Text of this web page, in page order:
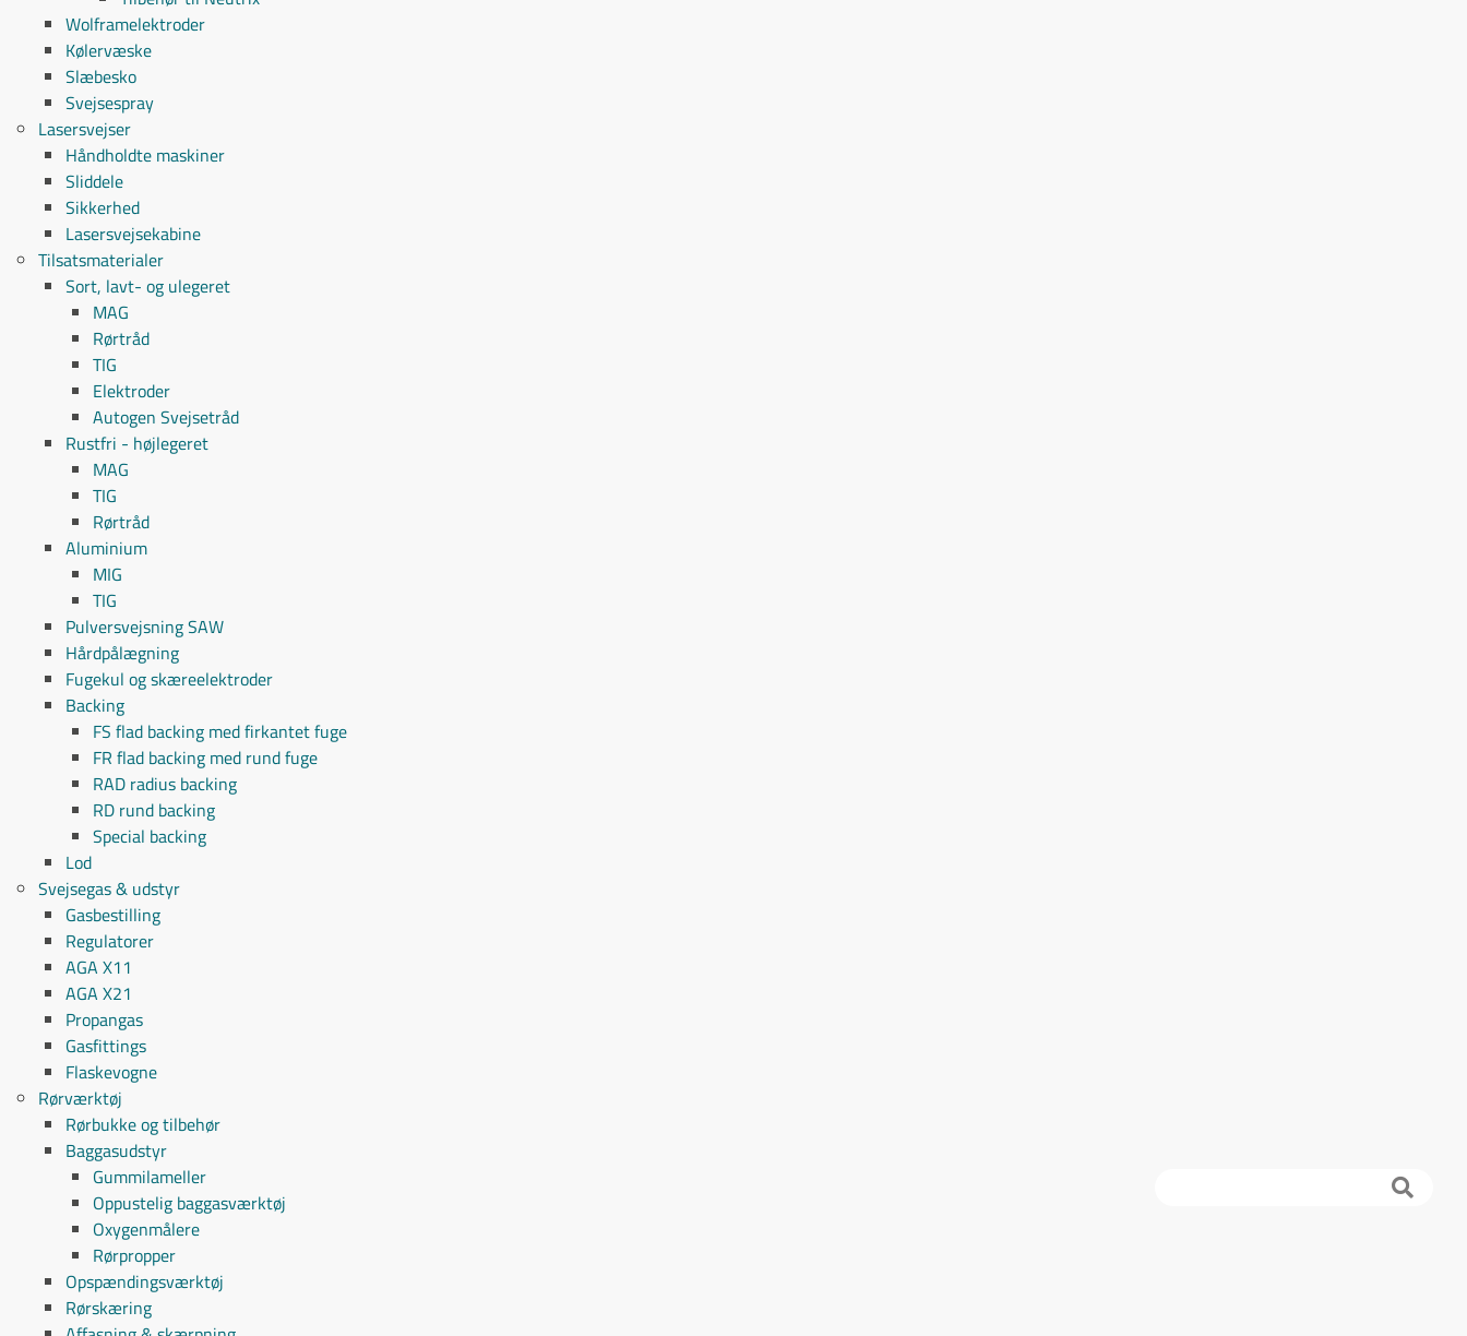
Wolframelektroder
Kølervæske
Slæbesko
Svejsespray
Lasersvejser
Håndholdte maskiner
Sliddele
Sikkerhed
Lasersvejsekabine
Tilsatsmaterialer
Sort, lavt- og ulegeret
MAG
Rørtråd
TIG
Elektroder
Autogen Svejsetråd
Rustfri - højlegeret
MAG
TIG
Rørtråd
Aluminium
MIG
TIG
Pulversvejsning SAW
Hårdpålægning
Fugekul og skæreelektroder
Backing
FS flad backing med firkantet fuge
FR flad backing med rund fuge
RAD radius backing
RD rund backing
Special backing
Lod
Svejsegas & udstyr
Gasbestilling
Regulatorer
AGA X11
AGA X21
Propangas
Gasfittings
Flaskevogne
Rørværktøj
Rørbukke og tilbehør
Baggasudstyr
Gummilameller
Oppustelig baggasværktøj
Oxygenmålere
Rørpropper
Opspændingsværktøj
Rørskæring